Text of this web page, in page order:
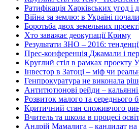
Ратифікація Харківських угод і
Війна за землю: в Україні
Боротьба двох земельних
Хто заважає деокупації Криму
Результати ЗНО – 2016:
Прес-конференція Джамали і
Круглий стіл в рамках
Інвестор в Затоці – міф чи
Генпрокуратура не виконала
Антитютюнові рейди –
Розвиток малого та середнього
Критичний стан споживчого
Вчитель та школа в процесі
Андрій Мамалига – кандидат